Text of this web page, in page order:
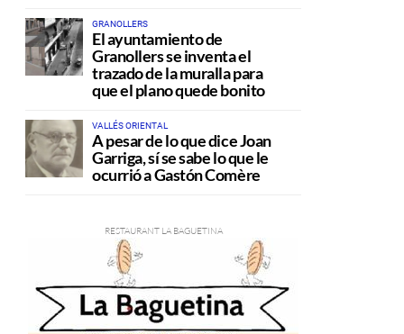
GRANOLLERS
El ayuntamiento de
Granollers se inventa el
trazado de la muralla para
que el plano quede bonito
VALLÉS ORIENTAL
A pesar de lo que dice Joan
Garriga, sí se sabe lo que le
ocurrió a Gastón Comère